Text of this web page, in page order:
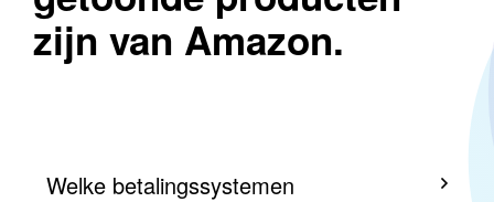
zijn van Amazon.
Welke betalingssystemen